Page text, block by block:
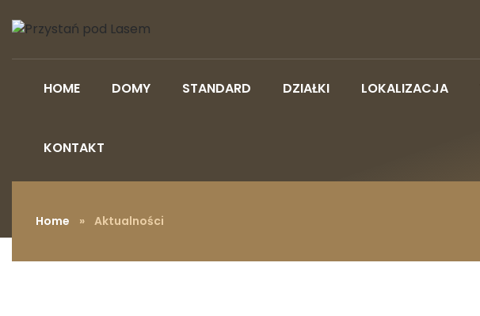
HOME DOMY STANDARD DZIAŁKI LOKALIZACJA
KONTAKT
Home » Aktualności